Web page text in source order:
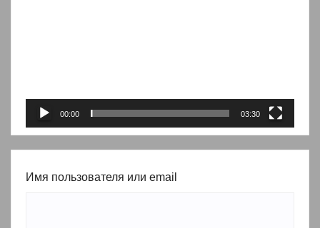
00:00 03:30
Имя пользователя или email